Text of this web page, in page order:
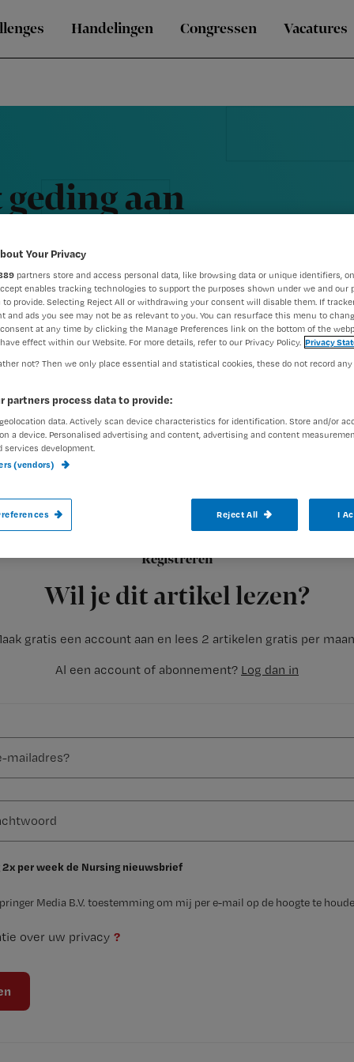
Handelingen Congressen Vacatures
aan
Registreren
Wil je dit artikel lezen?
gratis een account aan en lees 2 artikelen gratis per
Al een account of abonnement? Log dan in
2x per week de Nursing nieuwsbrief
Media B.V. toestemming om mij per e-mail op de hoogte te
over uw privacy ?
De Nederlandse Vereniging van
geding aan tegen de Landelijke
Huisartsenposten Nederland (VHN). Via
Your Privacy
partners store and access personal data, like browsing data or unique identifiers,
enables tracking technologies to support the purposes shown under we and our
to provide. Selecting Reject All or withdrawing your consent will disable them. If
and ads you see may not be as relevant to you. You can resurface this menu to
at any time by clicking the Manage Preferences link on the bottom of the
effect within our Website. For more details, refer to our Privacy Policy. Privacy
not? Then we only place essential and statistical cookies, these do not record
partners process data to provide:
data. Actively scan device characteristics for identification. Store and/or
a device. Personalised advertising and content, advertising and content
services development.
(vendors)
Reject All I